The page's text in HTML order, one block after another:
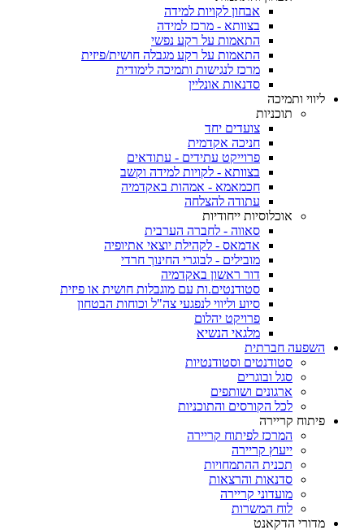
אבחון לקויות למידה
בצוותא - מרכז למידה
התאמות על רקע נפשי
התאמות על רקע מגבלה חושית/פיזית
מרכז לנגישות ותמיכה לימודית
סדנאות אונליין
ליווי ותמיכה
תוכניות
צועדים יחד
חניכה אקדמית
פרוייקט עתידים - עתודאים
בצוותא - לקויות למידה וקשב
חכמאמא - אמהות באקדמיה
עתודה להצלחה
אוכלוסיות ייחודיות
סאווה - לחברה הערבית
אדמאס - לקהילת יוצאי אתיופיה
מובילים - לבוגרי החינוך חרדי
דור ראשון באקדמיה
סטודנטים.ות עם מוגבלות חושית או פיזית
סיוע וליווי לנפגעי צה"ל וכוחות הבטחון
פרויקט יהלום
מלגאי הנשיא
השפעה חברתית
סטודנטים וסטודנטיות
סגל ובוגרים
ארגונים ושותפים
לכל הקורסים והתוכניות
פיתוח קריירה
המרכז לפיתוח קריירה
ייעוץ קריירה
תכנית ההתמחויות
סדנאות והרצאות
מועדוני קריירה
לוח המשרות
מדורי הדקאנט